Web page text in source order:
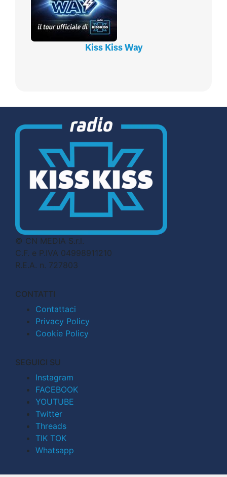
Kiss Kiss Way
© CN MEDIA S.r.l.
C.F. e P.IVA 04998911210
R.E.A. n. 727803
CONTATTI
Contattaci
Privacy Policy
Cookie Policy
SEGUICI SU
Instagram
FACEBOOK
YOUTUBE
Twitter
Threads
TIK TOK
Whatsapp